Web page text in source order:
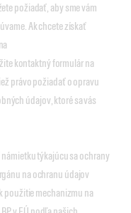
požiadať, aby sme vám
Ak chcete získať
kontaktný formulár na
právo požiadať o opravu
údajov, ktoré sa vás
týkajúcu sa ochrany
na ochranu údajov
použitie mechanizmu na